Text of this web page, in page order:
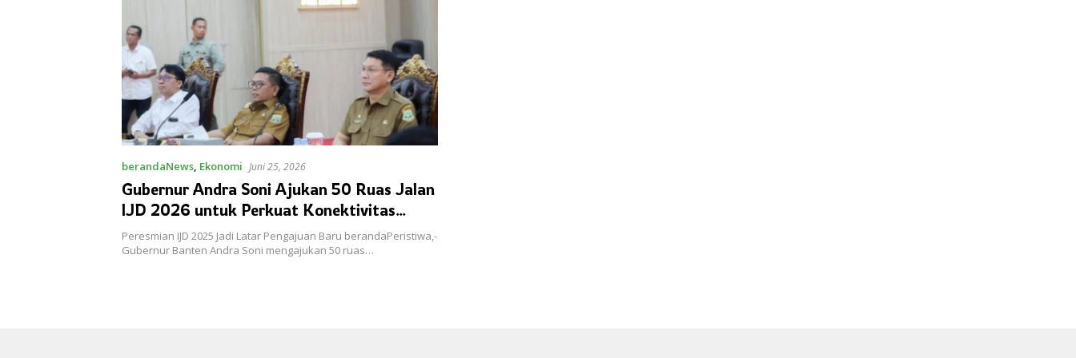
berandaNews, Ekonomi Juni 25, 2026
Gubernur Andra Soni Ajukan 50 Ruas Jalan
IJD 2026 untuk Perkuat Konektivitas
Banten
Peresmian IJD 2025 Jadi Latar Pengajuan Baru berandaPeristiwa,-
Gubernur Banten Andra Soni mengajukan 50 ruas…